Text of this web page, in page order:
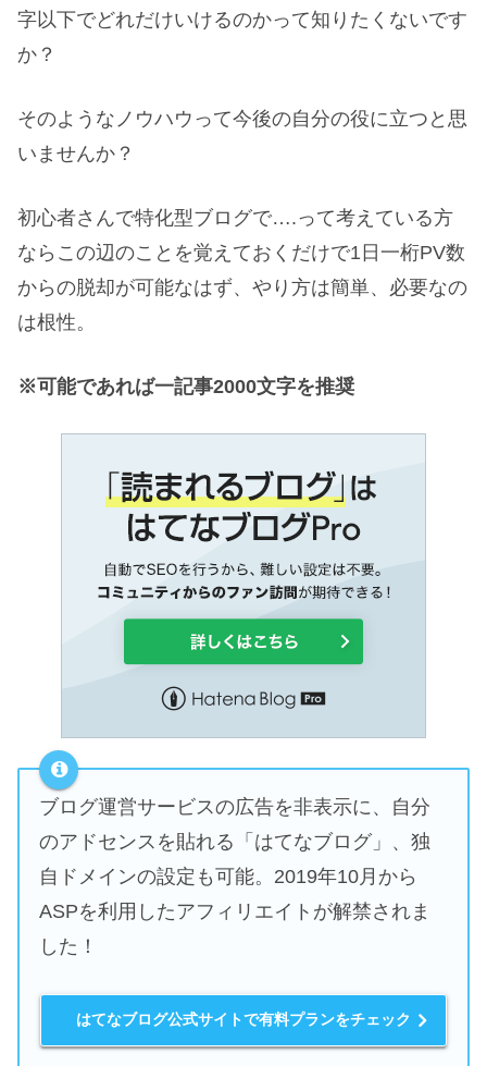
字以下でどれだけいけるのかって知りたくないです
か？
そのようなノウハウって今後の自分の役に立つと思
いませんか？
初心者さんで特化型ブログで….って考えている方
ならこの辺のことを覚えておくだけで1日一桁PV数
からの脱却が可能なはず、やり方は簡単、必要なの
は根性。
※可能であれば一記事2000文字を推奨
ブログ運営サービスの広告を非表示に、自分
のアドセンスを貼れる「はてなブログ」、独
自ドメインの設定も可能。2019年10月から
ASPを利用したアフィリエイトが解禁されま
した！
はてなブログ公式サイトで有料プランをチェック